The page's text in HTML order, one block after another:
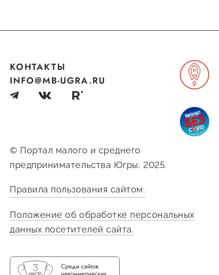
Каталог креативной
Госзакупки для малого
бизнеса
Каталог югорских франшиз
Новости УФНС
Конкурсы для
предпринимателей
Сообщить о нарушении
Иностранным гражданам
© Портал малого и среднего
предпринимательства Югры, 2025.
Правила пользования сайтом.
Положение об обработке персональных
данных посетителей сайта.
КОНТАКТЫ
INFO@MB-UGRA.RU